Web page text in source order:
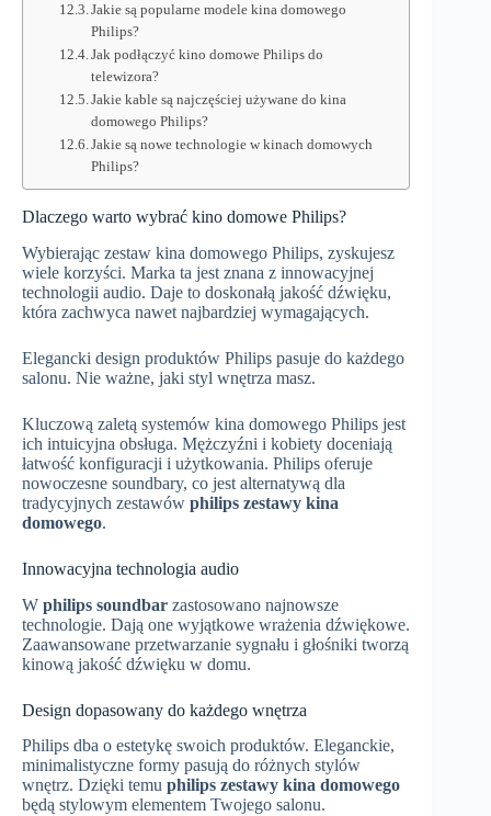
Jakie są popularne modele kina domowego
Philips?
Jak podłączyć kino domowe Philips do
telewizora?
Jakie kable są najczęściej używane do kina
domowego Philips?
Jakie są nowe technologie w kinach domowych
Philips?
Dlaczego warto wybrać kino domowe Philips?
Wybierając zestaw kina domowego Philips, zyskujesz
wiele korzyści. Marka ta jest znana z innowacyjnej
technologii audio. Daje to doskonałą jakość dźwięku,
która zachwyca nawet najbardziej wymagających.
Elegancki design produktów Philips pasuje do każdego
salonu. Nie ważne, jaki styl wnętrza masz.
Kluczową zaletą systemów kina domowego Philips jest
ich intuicyjna obsługa. Mężczyźni i kobiety doceniają
łatwość konfiguracji i użytkowania. Philips oferuje
nowoczesne soundbary, co jest alternatywą dla
tradycyjnych zestawów philips zestawy kina
domowego.
Innowacyjna technologia audio
W philips soundbar zastosowano najnowsze
technologie. Dają one wyjątkowe wrażenia dźwiękowe.
Zaawansowane przetwarzanie sygnału i głośniki tworzą
kinową jakość dźwięku w domu.
Design dopasowany do każdego wnętrza
Philips dba o estetykę swoich produktów. Eleganckie,
minimalistyczne formy pasują do różnych stylów
wnętrz. Dzięki temu philips zestawy kina domowego
będą stylowym elementem Twojego salonu.